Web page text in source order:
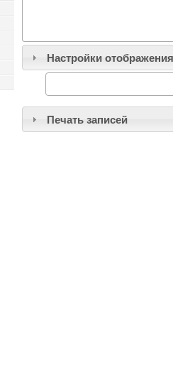
Настройки
Печать записей